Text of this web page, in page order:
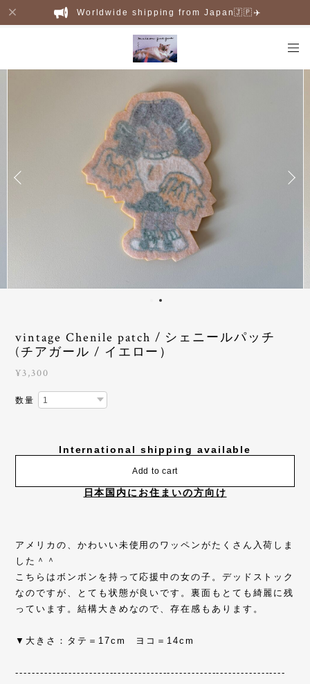
Worldwide shipping from Japan🇯🇵✈️
vintage Chenile patch / シェニールパッチ
(チアガール / イエロー）
¥3,300
数量
International shipping available
Add to cart
日本国内にお住まいの方向け
アメリカの、かわいい未使用のワッペンがたくさん入荷しま
した＾＾
こちらはボンボンを持って応援中の女の子。デッドストック
なのですが、とても状態が良いです。裏面もとても綺麗に残
っています。結構大きめなので、存在感もあります。
▼大きさ：タテ＝17cm ヨコ＝14cm
------------------------------------------------------------------